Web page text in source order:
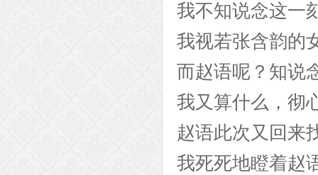
我不知说念这一
我视若张含韵的
而赵语呢？知说
我又算什么，彻
赵语此次又回来
我死死地瞪着赵